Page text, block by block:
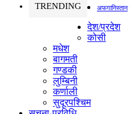
TRENDING अफगानिस्तान
देश/प्रदेश
कोसी
मधेश
बागमती
गण्डकी
लुम्बिनी
कर्णाली
सुदूरपश्चिम